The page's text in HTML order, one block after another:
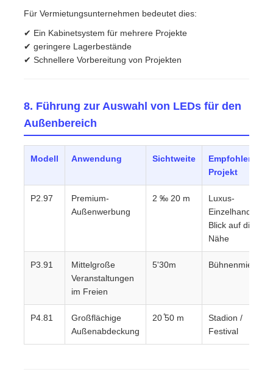
Für Vermietungsunternehmen bedeutet dies:
✔ Ein Kabinetsystem für mehrere Projekte
✔ geringere Lagerbestände
✔ Schnellere Vorbereitung von Projekten
8. Führung zur Auswahl von LEDs für den
Außenbereich
Modell Anwendung Sichtweite
Empfohlenes
Projekt
P2.97
Premium-
Außenwerbung
2 ‰ 20 m
Luxus-
Einzelhandel /
Blick auf die
Nähe
P3.91
Mittelgroße
Veranstaltungen
im Freien
5'30m Bühnenmiete
P4.81
Großflächige
Außenabdeckung
20 ̊50 m
Stadion /
Festival